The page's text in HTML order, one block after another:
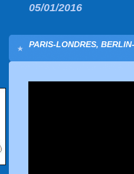
05/01/2016
PARIS-LONDRES,